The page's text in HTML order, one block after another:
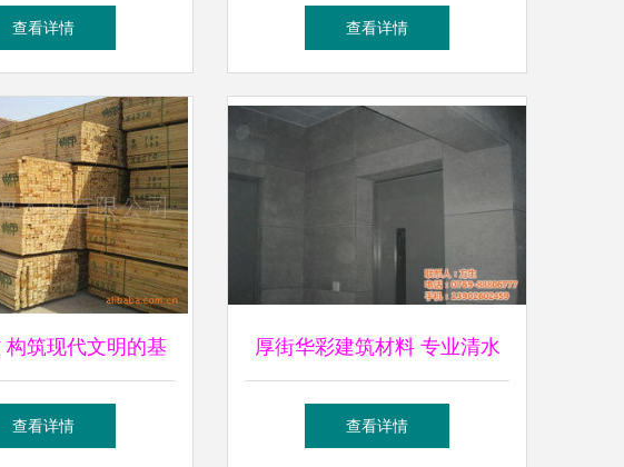
、型号图与工程图
查看详情
材展览会 引领建筑材料创新
查看详情
构筑现代文明的基
石
查看详情
厚街华彩建筑材料 专业清水
板材料制造商，构筑建筑美学
查看详情